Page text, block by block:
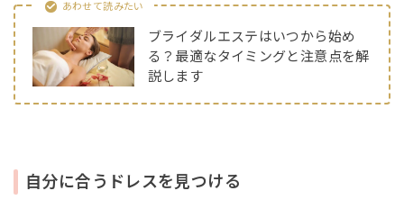
あわせて読みたい
ブライダルエステはいつから始め
る？最適なタイミングと注意点を解
説します
自分に合うドレスを見つける